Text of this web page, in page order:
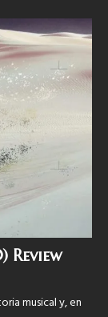
Review
musical y, en